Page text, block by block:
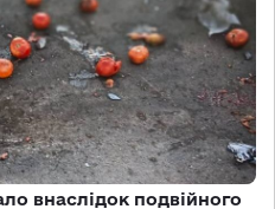
внаслідок подвійного